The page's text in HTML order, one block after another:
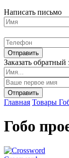
Написать письмо
Отправить
Заказать обратный
Главная Товары
Гобо